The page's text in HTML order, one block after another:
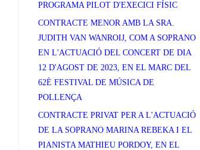
PROGRAMA PILOT D'EXECICI FÍSIC
CONTRACTE MENOR AMB LA SRA.
JUDITH VAN WANROIJ, COM A SOPRANO
EN L'ACTUACIÓ DEL CONCERT DE DIA
12 D'AGOST DE 2023, EN EL MARC DEL
62È FESTIVAL DE MÚSICA DE
POLLENÇA
CONTRACTE PRIVAT PER A L'ACTUACIÓ
DE LA SOPRANO MARINA REBEKA I EL
PIANISTA MATHIEU PORDOY, EN EL